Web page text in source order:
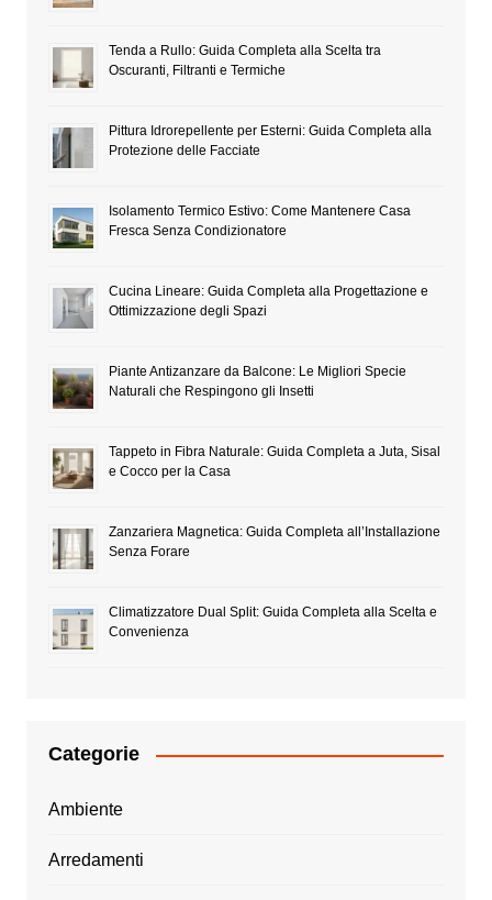
Tenda a Rullo: Guida Completa alla Scelta tra
Oscuranti, Filtranti e Termiche
Pittura Idrorepellente per Esterni: Guida Completa alla
Protezione delle Facciate
Isolamento Termico Estivo: Come Mantenere Casa
Fresca Senza Condizionatore
Cucina Lineare: Guida Completa alla Progettazione e
Ottimizzazione degli Spazi
Piante Antizanzare da Balcone: Le Migliori Specie
Naturali che Respingono gli Insetti
Tappeto in Fibra Naturale: Guida Completa a Juta, Sisal
e Cocco per la Casa
Zanzariera Magnetica: Guida Completa all’Installazione
Senza Forare
Climatizzatore Dual Split: Guida Completa alla Scelta e
Convenienza
Categorie
Ambiente
Arredamenti